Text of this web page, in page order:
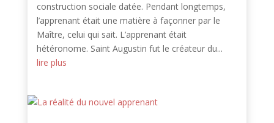
construction sociale datée. Pendant longtemps,
l’apprenant était une matière à façonner par le
Maître, celui qui sait. L’apprenant était
hétéronome. Saint Augustin fut le créateur du...
lire plus